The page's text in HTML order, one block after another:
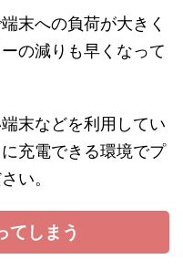
末への負荷が大きく
の減りも早くなって
末などを利用してい
充電できる環境でプ
い。
てしまう